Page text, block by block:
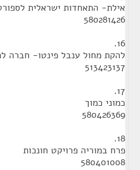
אילת- התאחדות ישראלית
580281426
16.
להקת מחול ענבל פינטו- חברה
513423137
17.
כמוני כמוך
580426369
18.
פרח במוריה פרויקט חונכות
580401008